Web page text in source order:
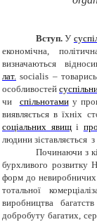
Вступ. У
економічна,
визначаються
лат. socialis –
особливостей
чи спільнотамиу
виявляється в їхніх
соціальних явищі
людини зіставляється з
Починаючи з
бурхливого розвитку
форм до невиробничих
тотальної
виробництва
добробуту багатих,